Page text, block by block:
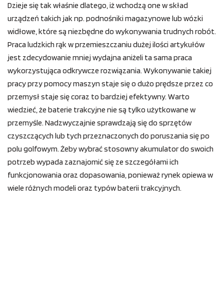
Dzieje się tak właśnie dlatego, iż wchodzą one w skład
urządzeń takich jak np. podnośniki magazynowe lub wózki
widłowe, które są niezbędne do wykonywania trudnych robót.
Praca ludzkich rąk w przemieszczaniu dużej ilości artykułów
jest zdecydowanie mniej wydajna aniżeli ta sama praca
wykorzystująca odkrywcze rozwiązania. Wykonywanie takiej
pracy przy pomocy maszyn staje się o dużo prędsze przez co
przemysł staje się coraz to bardziej efektywny. Warto
wiedzieć, że baterie trakcyjne nie są tylko użytkowane w
przemyśle. Nadzwyczajnie sprawdzają się do sprzętów
czyszczących lub tych przeznaczonych do poruszania się po
polu golfowym. Żeby wybrać stosowny akumulator do swoich
potrzeb wypada zaznajomić się ze szczegółami ich
funkcjonowania oraz dopasowania, ponieważ rynek opiewa w
wiele różnych modeli oraz typów baterii trakcyjnych.